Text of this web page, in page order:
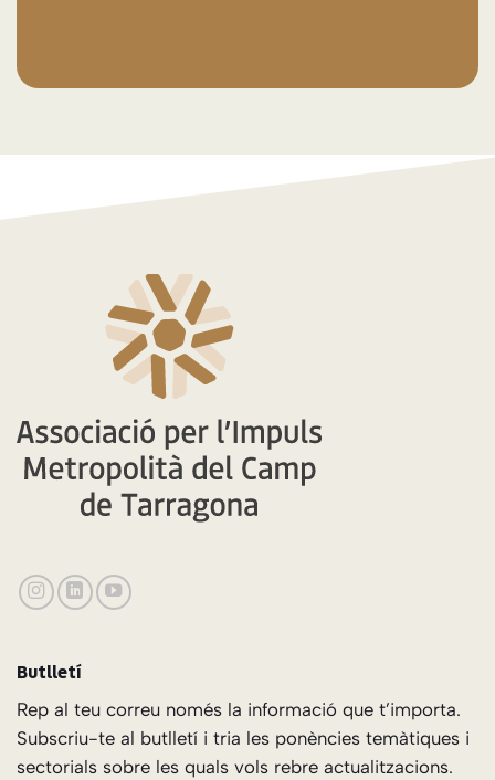
Butlletí
Rep al teu correu només la informació que t’importa.
Subscriu-te al butlletí i tria les ponències temàtiques i
sectorials sobre les quals vols rebre actualitzacions.